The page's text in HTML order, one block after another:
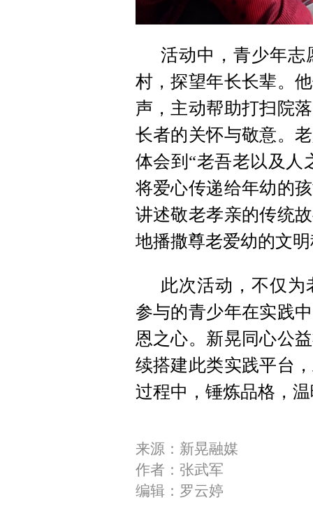
活动中，青少年志
村，探望年长长辈。
声，主动帮助打扫院
长者的关怀与敬意。
体会到“老吾老以及人
将爱心传递给年幼的
讲述敬老孝亲的传统
地播撒尊老爱幼的文
此次活动，不仅
参与的青少年在实践
恩之心。新晃同心公
续搭建此类实践平台
过程中，锤炼品格，
来源：新晃融媒
作者：张武军
编辑：罗云婷